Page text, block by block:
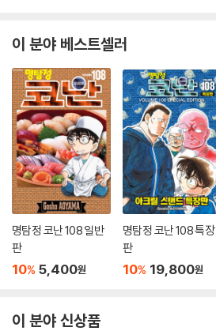
이 분야 베스트셀러
명탐정 코난 108 일반
판
10% 5,400원
명탐정 코난 108 특장
판
10% 19,800원
이 분야 신상품